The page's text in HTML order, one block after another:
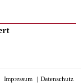
Impressum Datenschutz